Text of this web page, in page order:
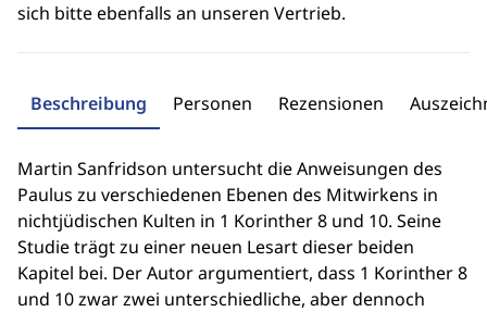
sich bitte ebenfalls an unseren Vertrieb.
Beschreibung Personen Rezensionen
Martin Sanfridson untersucht die Anweisungen des
Paulus zu verschiedenen Ebenen des Mitwirkens in
nichtjüdischen Kulten in 1 Korinther 8 und 10. Seine
Studie trägt zu einer neuen Lesart dieser beiden
Kapitel bei. Der Autor argumentiert, dass 1 Korinther 8
und 10 zwar zwei unterschiedliche, aber dennoch